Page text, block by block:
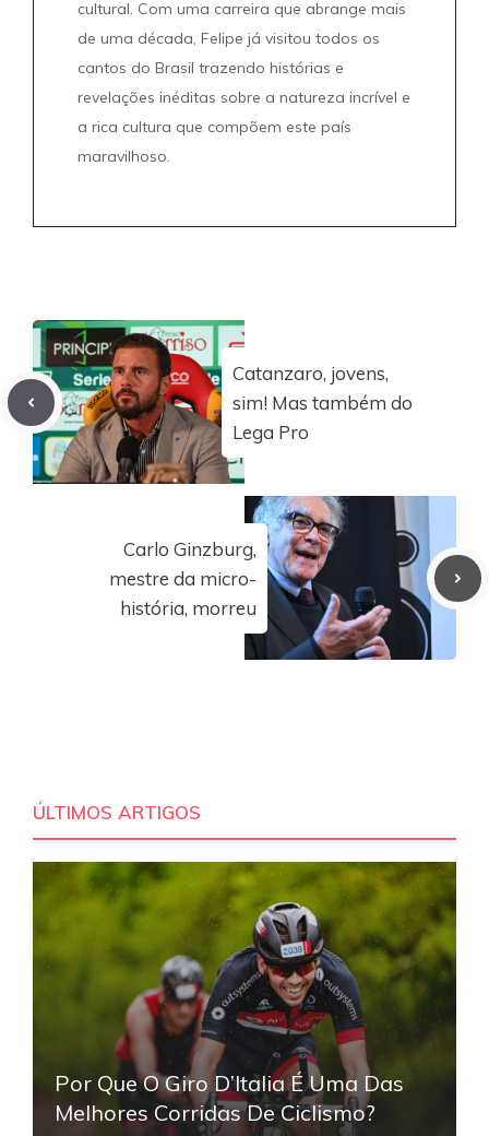
cultural. Com uma carreira que abrange mais
de uma década, Felipe já visitou todos os
cantos do Brasil trazendo histórias e
revelações inéditas sobre a natureza incrível e
a rica cultura que compõem este país
maravilhoso.
Catanzaro, jovens,
sim! Mas também do
Lega Pro
Carlo Ginzburg,
mestre da micro-
história, morreu
ÚLTIMOS ARTIGOS
Por Que O Giro D’Italia É Uma Das
Melhores Corridas De Ciclismo?